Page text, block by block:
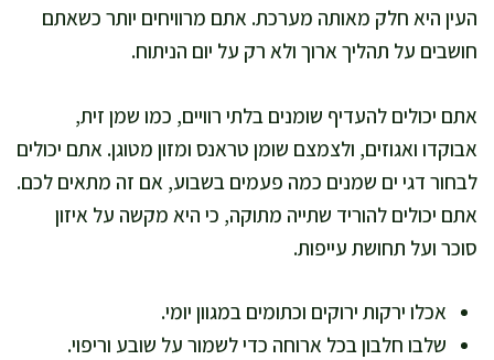
העין היא חלק מאותה מערכת. אתם מרוויחים יותר כשאתם
חושבים על תהליך ארוך ולא רק על יום הניתוח.
אתם יכולים להעדיף שומנים בלתי רוויים, כמו שמן זית,
אבוקדו ואגוזים, ולצמצם שומן טראנס ומזון מטוגן. אתם יכולים
לבחור דגי ים שמנים כמה פעמים בשבוע, אם זה מתאים לכם.
אתם יכולים להוריד שתייה מתוקה, כי היא מקשה על איזון
סוכר ועל תחושת עייפות.
אכלו ירקות ירוקים וכתומים במגוון יומי.
שלבו חלבון בכל ארוחה כדי לשמור על שובע וריפוי.